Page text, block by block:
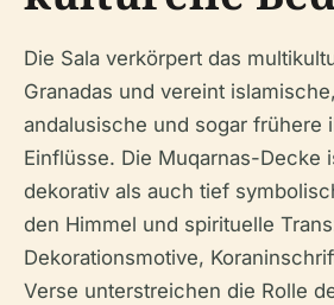
Die Sala verkörpert das
Granadas und vereint
andalusische und sogar frühere
Einflüsse. Die Muqarnas-Decke
dekorativ als auch tief
den Himmel und spirituelle
Dekorationsmotive,
Verse unterstreichen die Rolle